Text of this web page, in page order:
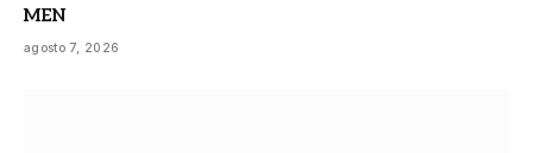
MEN
agosto 7, 2026